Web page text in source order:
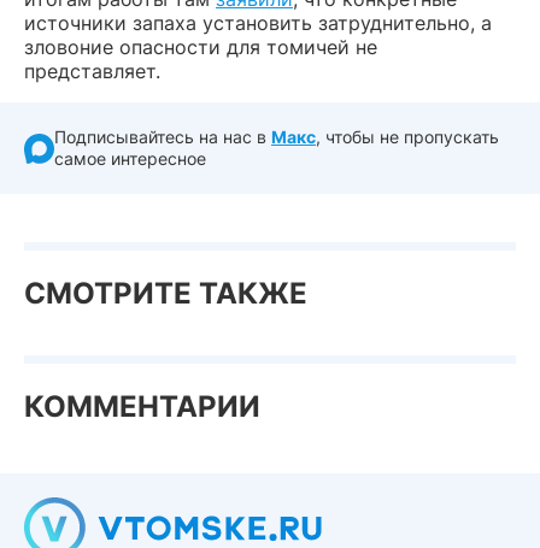
источники запаха установить затруднительно, а
зловоние опасности для томичей не
представляет.
Подписывайтесь на нас в Макс, чтобы не пропускать
самое интересное
СМОТРИТЕ ТАКЖЕ
КОММЕНТАРИИ